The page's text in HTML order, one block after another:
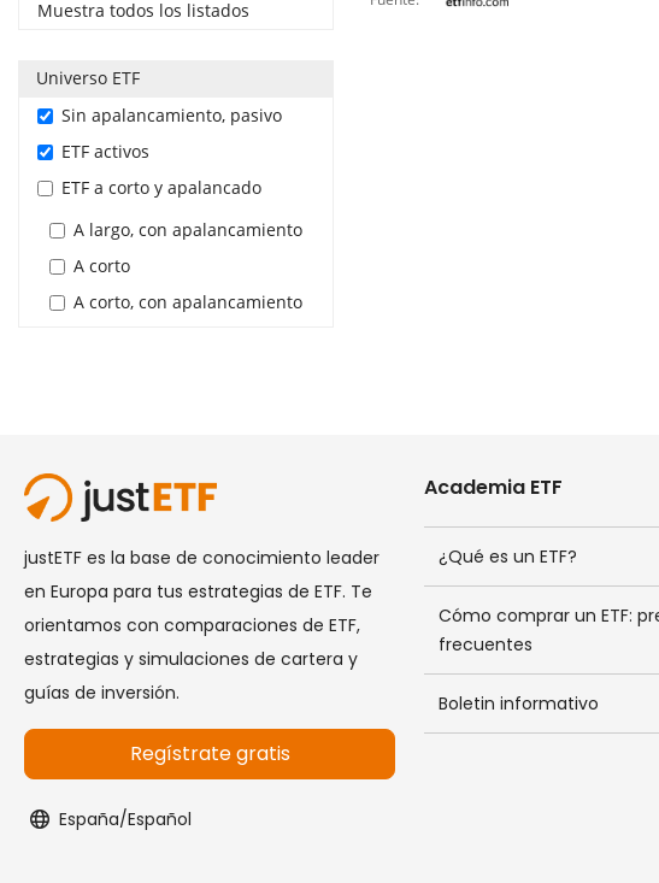
Muestra todos los listados
Universo ETF
Sin apalancamiento, pasivo
ETF activos
ETF a corto y apalancado
A largo, con apalancamiento
A corto
A corto, con apalancamiento